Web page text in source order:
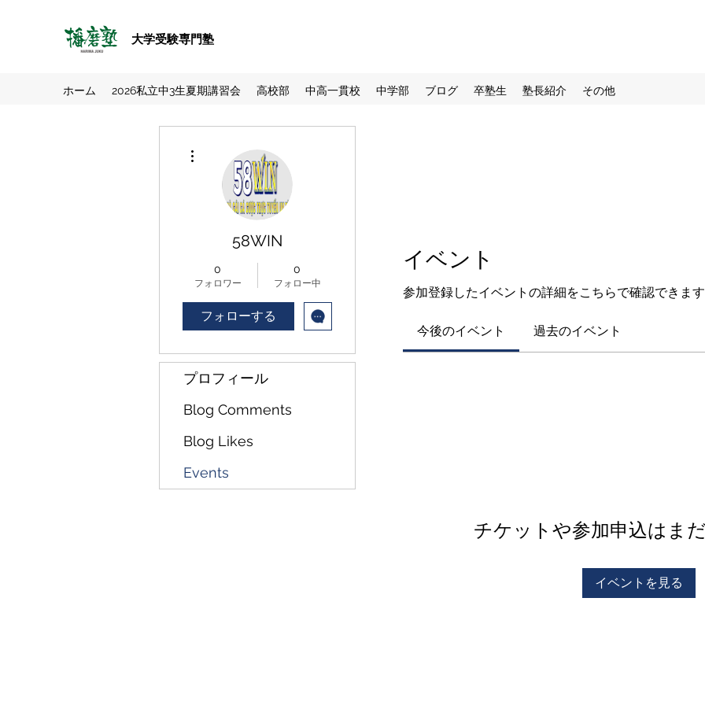
大学受験専門塾
ホーム 2026私立中3生夏期講習会 高校部 中高一貫校 中学部 ブログ 卒塾生 塾長紹介 その他
イベント
参加登録したイベントの詳細をこちらで確認できます
今後のイベント 過去のイベント
チケットや参加申込はま
イベントを見る
58WIN
0
フォロワー
0
フォロー中
フォローする
プロフィール
Blog Comments
Blog Likes
Events